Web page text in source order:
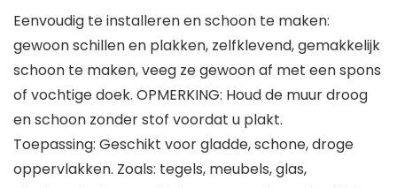
Eenvoudig te installeren en schoon te maken:
gewoon schillen en plakken, zelfklevend, gemakkelijk
schoon te maken, veeg ze gewoon af met een spons
of vochtige doek. OPMERKING: Houd de muur droog
en schoon zonder stof voordat u plakt.
Toepassing: Geschikt voor gladde, schone, droge
oppervlakken. Zoals: tegels, meubels, glas,